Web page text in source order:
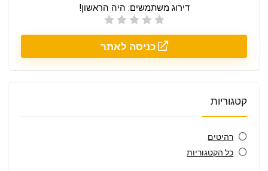
דירוג משתמשים: היה הראשון!
כניסה לאתר
קטגוריות
רהיטים
כל הקטגוריות